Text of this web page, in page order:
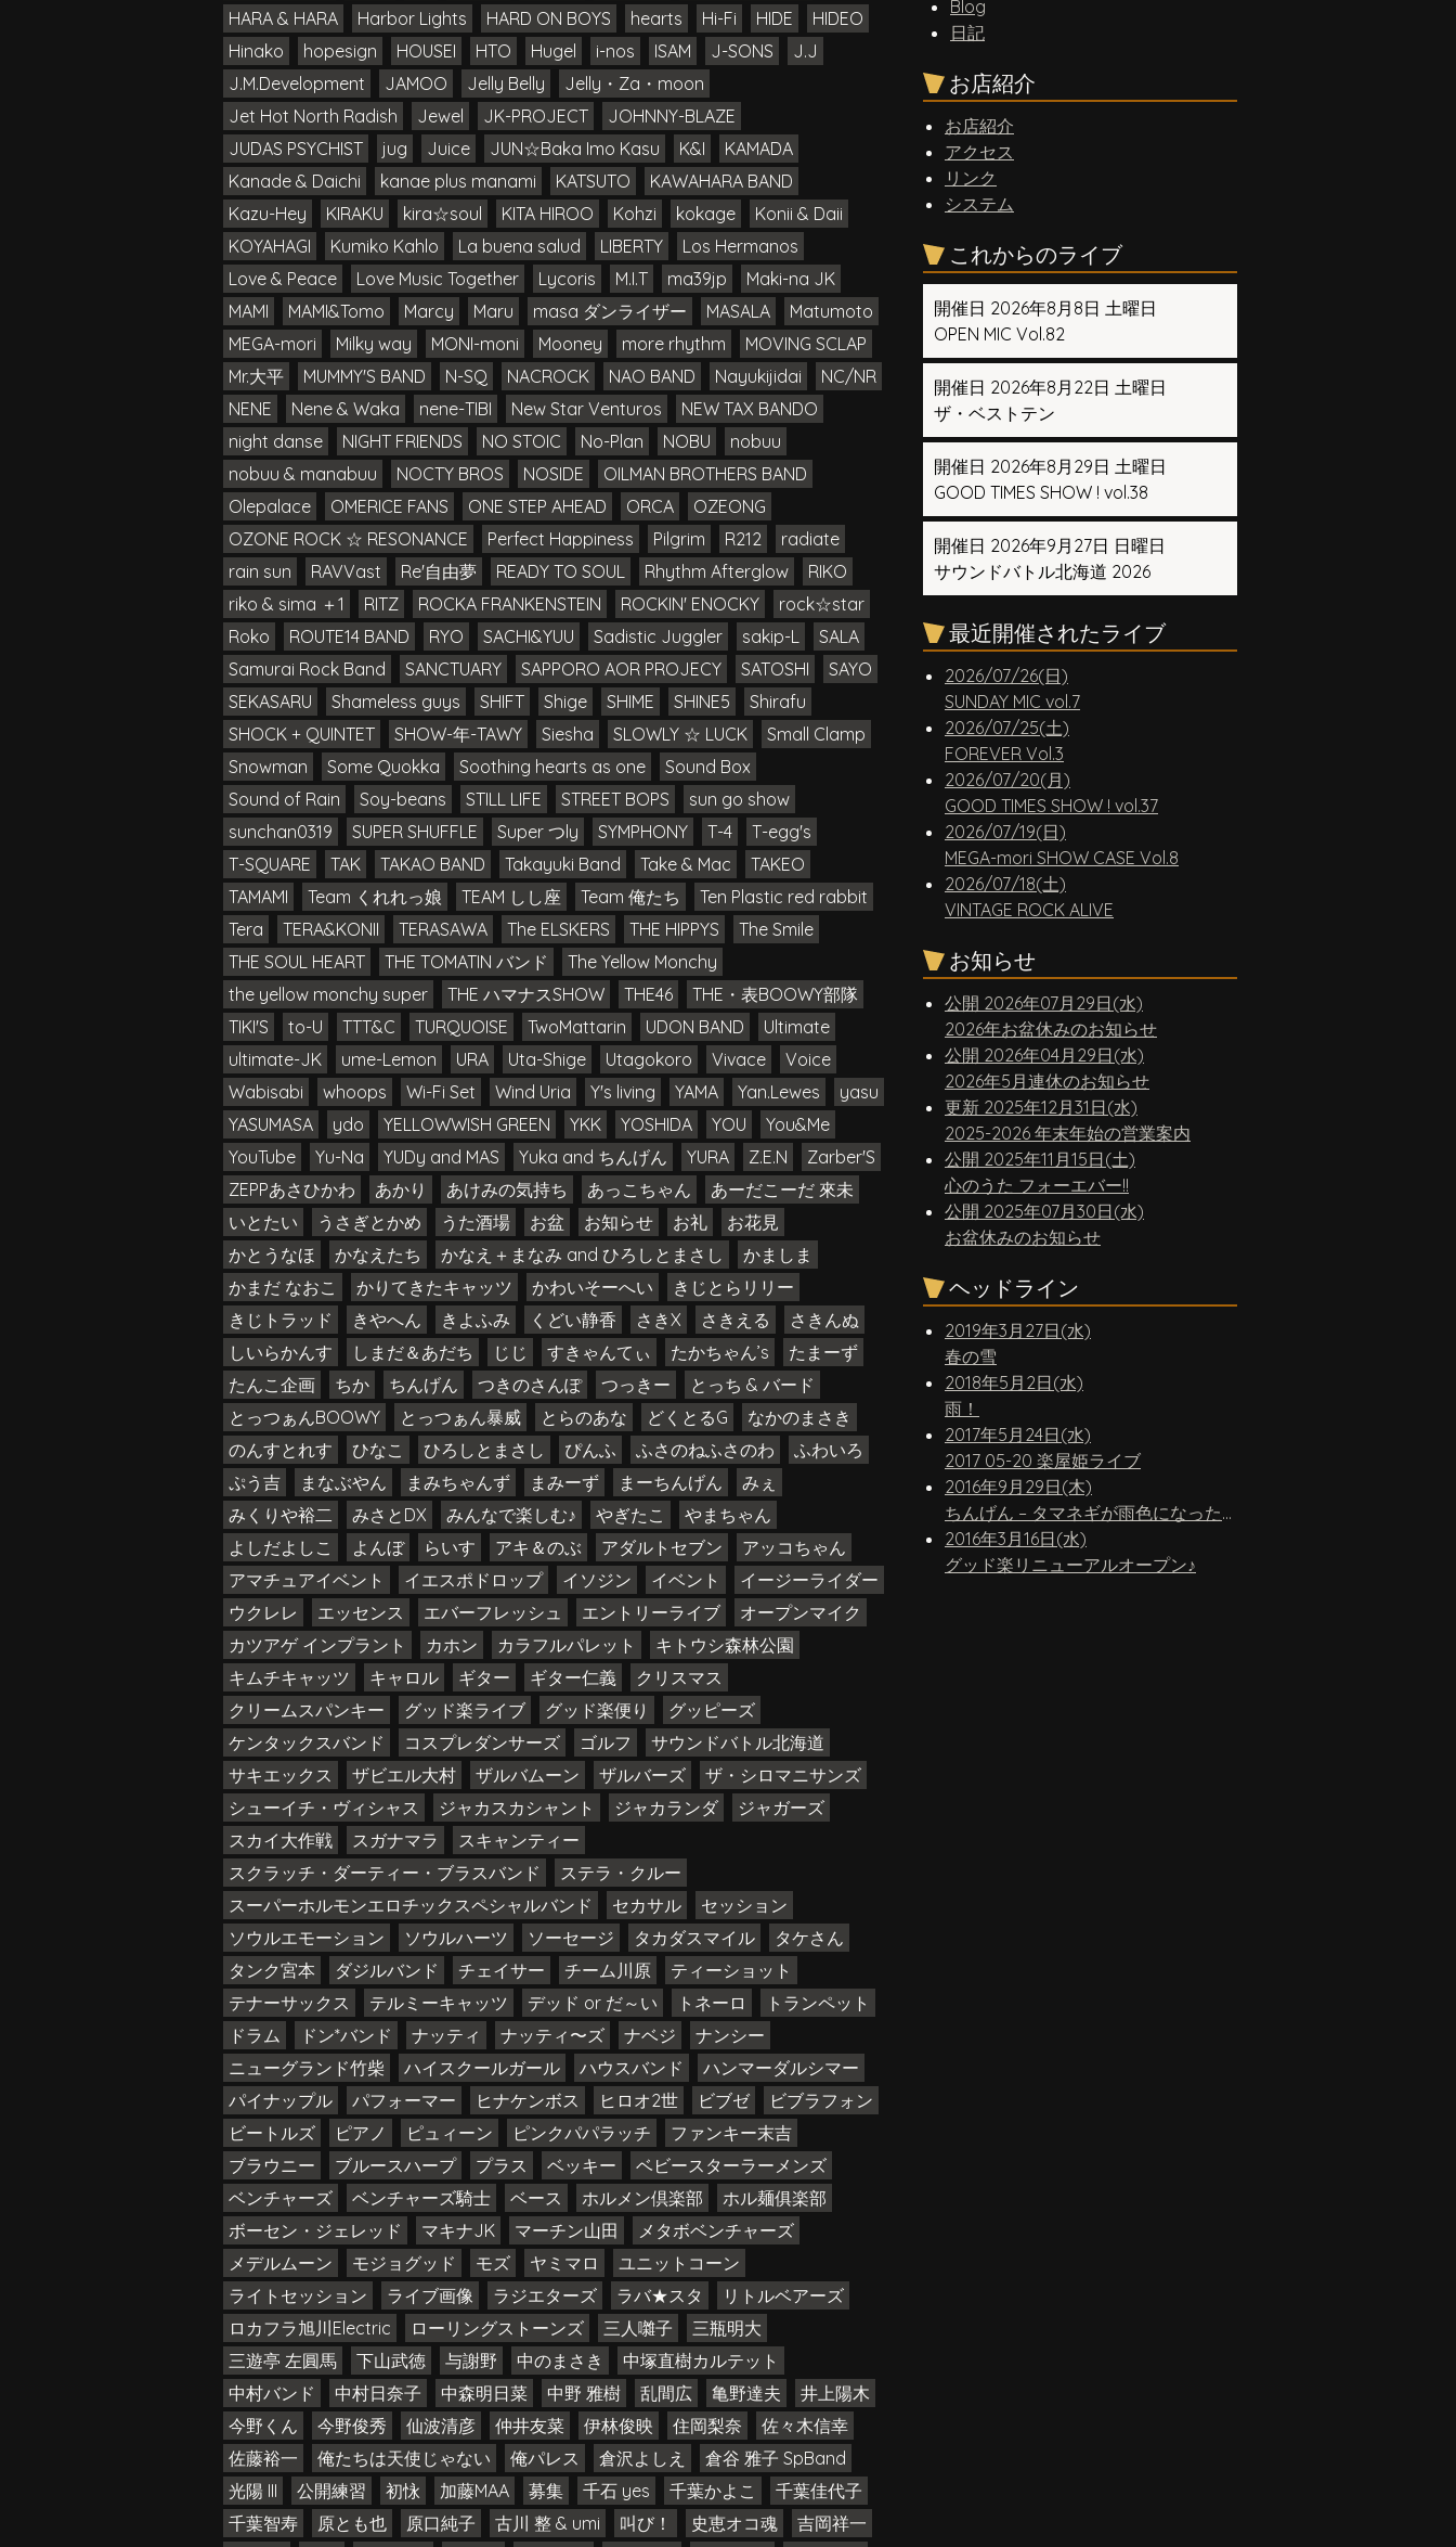
HARA & HARA
Harbor Lights HARD ON BOYS hearts Hi-Fi HIDE
HIDEO
Hinako
hopesign HOUSEI HTO Hugel i-nos ISAM J-SONS
J.J
J.M.Development
JAMOO Jelly Belly
Jelly・Za・moon
Jet Hot North Radish
Jewel JK-PROJECT
JOHNNY-BLAZE
JUDAS PSYCHIST
jug Juice JUN☆Baka Imo Kasu K&I
KAMADA
Kanade & Daichi
kanae plus manami KATSUTO
KAWAHARA BAND
Kazu-Hey
KIRAKU kira☆soul KITA HIROO Kohzi kokage
Konii & Daii
KOYAHAGI
Kumiko Kahlo La buena salud LIBERTY
Los Hermanos
Love & Peace
Love Music Together Lycoris M.I.T ma39jp
Maki-na JK
MAMI
MAMI&Tomo Marcy Maru masa ダンライザー MASALA
Matumoto
MEGA-mori
Milky way MONI-moni Mooney more rhythm
MOVING SCLAP
Mr.大平
MUMMY'S BAND N-SQ NACROCK NAO BAND Nayukijidai
NC/NR
NENE
Nene & Waka nene-TIBI New Star Venturos
NEW TAX BANDO
night danse
NIGHT FRIENDS NO STOIC No-Plan NOBU
nobuu
nobuu & manabuu
NOCTY BROS NOSIDE
OILMAN BROTHERS BAND
Olepalace
OMERICE FANS ONE STEP AHEAD ORCA
OZEONG
OZONE ROCK ☆ RESONANCE
Perfect Happiness Pilgrim R212
radiate
rain sun
RAVVast Re'自由夢 READY TO SOUL Rhythm Afterglow
RIKO
riko & sima ＋1
RITZ ROCKA FRANKENSTEIN ROCKIN' ENOCKY
rock☆star
Roko
ROUTE14 BAND RYO SACHI&YUU Sadistic Juggler sakip-L
SALA
Samurai Rock Band
SANCTUARY SAPPORO AOR PROJECY SATOSHI
SAYO
SEKASARU
Shameless guys SHIFT Shige SHIME SHINE5
Shirafu
SHOCK + QUINTET
SHOW-年-TAWY Siesha SLOWLY ☆ LUCK
Small Clamp
Snowman
Some Quokka Soothing hearts as one
Sound Box
Sound of Rain
Soy-beans STILL LIFE STREET BOPS
sun go show
sunchan0319
SUPER SHUFFLE Super つly SYMPHONY T-4
T-egg's
T-SQUARE
TAK TAKAO BAND Takayuki Band Take & Mac
TAKEO
TAMAMI
Team くれれっ娘 TEAM しし座 Team 俺たち
Ten Plastic red rabbit
Tera
TERA&KONII TERASAWA The ELSKERS THE HIPPYS
The Smile
THE SOUL HEART
THE TOMATIN バンド
The Yellow Monchy
the yellow monchy super
THE ハマナスSHOW THE46
THE・表BOOWY部隊
TIKI'S
to-U TTT&C TURQUOISE TwoMattarin UDON BAND
Ultimate
ultimate-JK
ume-Lemon URA Uta-Shige Utagokoro Vivace
Voice
Wabisabi
whoops Wi-Fi Set Wind Uria Y's living YAMA Yan.Lewes
yasu
YASUMASA
ydo YELLOWWISH GREEN YKK YOSHIDA YOU
You&Me
YouTube
Yu-Na YUDy and MAS Yuka and ちんげん YURA Z.E.N
Zarber'S
ZEPPあさひかわ
あかり あけみの気持ち あっこちゃん
あーだこーだ 來未
いとたい
うさぎとかめ うた酒場 お盆 お知らせ お礼
お花見
かとうなほ
かなえたち かなえ＋まなみ and ひろしとまさし
かましま
かまだ なおこ
かりてきたキャッツ かわいそーへい
きじとらリリー
きじトラッド
きやへん きよふみ くどい静香 さきX さきえる
さきんぬ
しいらかんす
しまだ＆あだち じじ すきゃんてぃ たかちゃん’s
たまーず
たんこ企画
ちか ちんげん つきのさんぽ つっきー
とっち & バード
とっつぁんBOOWY
とっつぁん暴威 とらのあな どくとるG
なかのまさき
のんすとれす
ひなこ ひろしとまさし ぴんふ ふさのねふさのわ
ふわいろ
ぷう吉
まなぶやん まみちゃんず まみーず まーちんげん
みぇ
みくりや裕二
みさとDX みんなで楽しむ♪ やぎたこ
やまちゃん
よしだよしこ
よんぼ らいす アキ＆のぶ アダルトセブン
アッコちゃん
アマチュアイベント
イエスポドロップ イソジン イベント
イージーライダー
ウクレレ
エッセンス エバーフレッシュ エントリーライブ
オープンマイク
カツアゲ インプラント
カホン カラフルパレット
キトウシ森林公園
キムチキャッツ
キャロル ギター ギター仁義
クリスマス
クリームスパンキー
グッド楽ライブ グッド楽便り
グッピーズ
ケンタックスバンド
コスプレダンサーズ ゴルフ
サウンドバトル北海道
サキエックス
ザビエル大村 ザルバムーン ザルバーズ
ザ・シロマニサンズ
シューイチ・ヴィシャス
ジャカスカシャント ジャカランダ
ジャガーズ
スカイ大作戦
スガナマラ
スキャンティー
スクラッチ・ダーティー・ブラスバンド
ステラ・クルー
スーパーホルモンエロチックスペシャルバンド
セカサル
セッション
ソウルエモーション
ソウルハーツ ソーセージ タカダスマイル
タケさん
タンク宮本
ダジルバンド チェイサー チーム川原
ティーショット
テナーサックス
テルミーキャッツ デッド or だ～い トネーロ
トランペット
ドラム
ドン*バンド ナッティ ナッティ〜ズ ナベジ
ナンシー
ニューグランド竹柴
ハイスクールガール ハウスバンド
ハンマーダルシマー
パイナップル
パフォーマー ヒナケンボス ヒロオ2世 ビブゼ
ビブラフォン
ビートルズ
ピアノ ピュィーン ピンクパパラッチ
ファンキー末吉
ブラウニー
ブルースハープ プラス ベッキー
ベビースターラーメンズ
ベンチャーズ
ベンチャーズ騎士 ベース ホルメン倶楽部
ホル麺俱楽部
ボーセン・ジェレッド
マキナJK マーチン山田
メタボベンチャーズ
メデルムーン
モジョグッド モズ ヤミマロ
ユニットコーン
ライトセッション
ライブ画像 ラジエターズ ラバ★スタ
リトルベアーズ
ロカフラ旭川Electric
ローリングストーンズ 三人囃子
三瓶明大
三遊亭 左圓馬
下山武徳 与謝野 中のまさき
中塚直樹カルテット
中村バンド
中村日奈子 中森明日菜 中野 雅樹 乱間広 亀野達夫
井上陽木
今野くん
今野俊秀 仙波清彦 仲井友菜 伊林俊映 住岡梨奈
佐々木信幸
佐藤裕一
俺たちは天使じゃない 俺パレス 倉沢よしえ
倉谷 雅子 SpBand
光陽 III
公開練習 初怺 加藤MAA 募集 千石 yes 千葉かよこ
千葉佳代子
千葉智寿
原とも也 原口純子 古川 整 & umi 叫び！ 史恵オコ魂
吉岡祥一
Blog
日記
お店紹介
お店紹介
アクセス
リンク
システム
これからのライブ
開催日 2026年8月8日 土曜日
OPEN MIC Vol.82
開催日 2026年8月22日 土曜日
ザ・ベストテン
開催日 2026年8月29日 土曜日
GOOD TIMES SHOW ! vol.38
開催日 2026年9月27日 日曜日
サウンドバトル北海道 2026
最近開催されたライブ
2026/07/26(日)
SUNDAY MIC vol.7
2026/07/25(土)
FOREVER Vol.3
2026/07/20(月)
GOOD TIMES SHOW ! vol.37
2026/07/19(日)
MEGA-mori SHOW CASE Vol.8
2026/07/18(土)
VINTAGE ROCK ALIVE
お知らせ
公開 2026年07月29日(水)
2026年お盆休みのお知らせ
公開 2026年04月29日(水)
2026年5月連休のお知らせ
更新 2025年12月31日(水)
2025-2026 年末年始の営業案内
公開 2025年11月15日(土)
心のうた フォーエバー!!
公開 2025年07月30日(水)
お盆休みのお知らせ
ヘッドライン
2019年3月27日(水)
春の雪
2018年5月2日(水)
雨！
2017年5月24日(水)
2017 05-20 楽屋姫ライブ
2016年9月29日(木)
ちんげん – タマネギが雨色になったら
2016年3月16日(水)
グッド楽リニューアルオープン♪